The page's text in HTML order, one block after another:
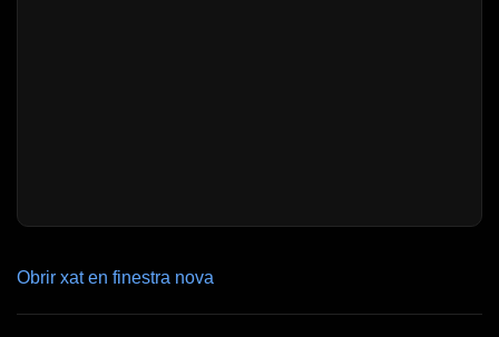
Obrir xat en finestra nova